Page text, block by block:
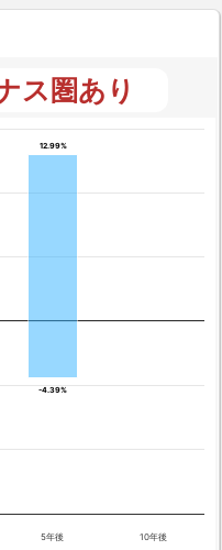
ス圏あり
12.99%
12.99%
-4.39%
-4.39%
5年後 10年後